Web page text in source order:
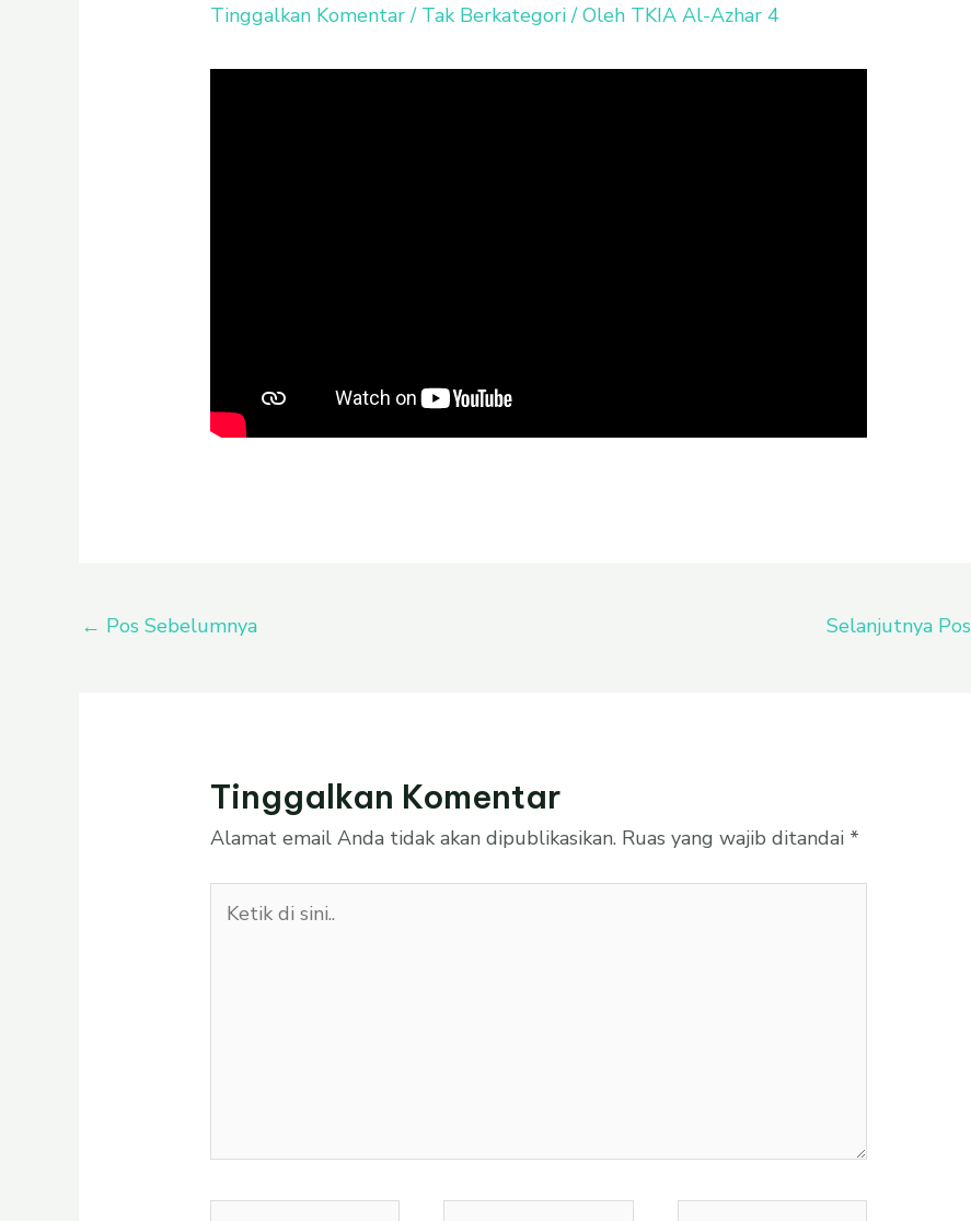
Tinggalkan Komentar / Tak Berkategori/ Oleh TKIA Al-Azhar 4
← Pos Sebelumnya Selanjutnya Pos
Tinggalkan Komentar
Alamat email Anda tidak akan dipublikasikan. Ruas yang wajib ditandai *